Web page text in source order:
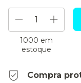
1000 em
estoque
Compra